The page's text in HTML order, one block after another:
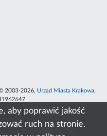
aby poprawić jakość
ruch na stronie.
2003-2026, Urząd Miasta Krakowa,